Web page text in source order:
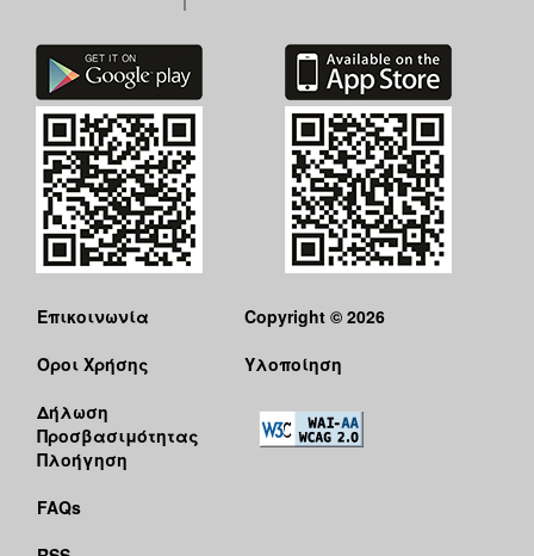
ΠΟΛΗ
Επικοινωνία
Όροι Χρήσης
Δήλωση
Προσβασιμότητας
Πλοήγηση
FAQs
Copyright © 2026
Υλοποίηση